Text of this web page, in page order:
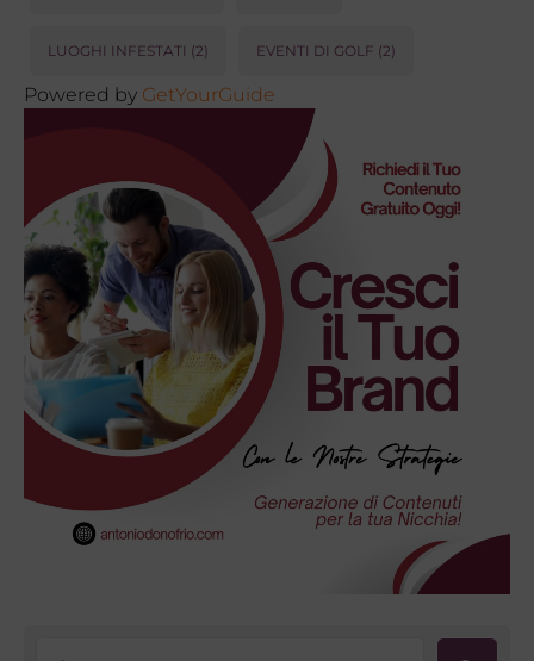
LUOGHI INFESTATI (2) EVENTI DI GOLF (2)
Powered by GetYourGuide